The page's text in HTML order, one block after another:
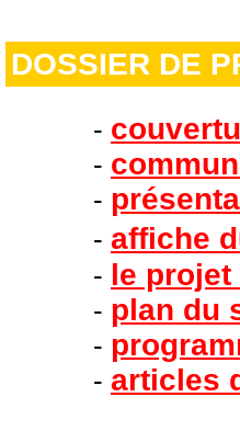
DOSSIER
-
-
-
- affiche
- le projet
- plan du
-
- articles